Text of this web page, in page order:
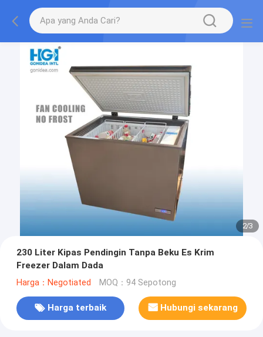
2/3
230 Liter Kipas Pendingin Tanpa Beku Es Krim
Freezer Dalam Dada
Harga：Negotiated MOQ：94 Sepotong
Harga terbaik Hubungi sekarang